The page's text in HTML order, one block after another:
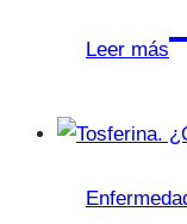
Leer más